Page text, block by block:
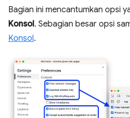
Bagian ini mencantumkan opsi
Konsol. Sebagian besar opsi
Konsol.